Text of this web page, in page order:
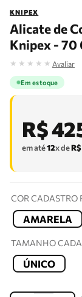
KNIPEX
Alicate de
Knipex - 70
★ ★ ★ ★ ★ Avaliar
Em estoque
R$
em até12x deR$
COR CADASTRO
AMARELA
TAMANHO
ÚNICO